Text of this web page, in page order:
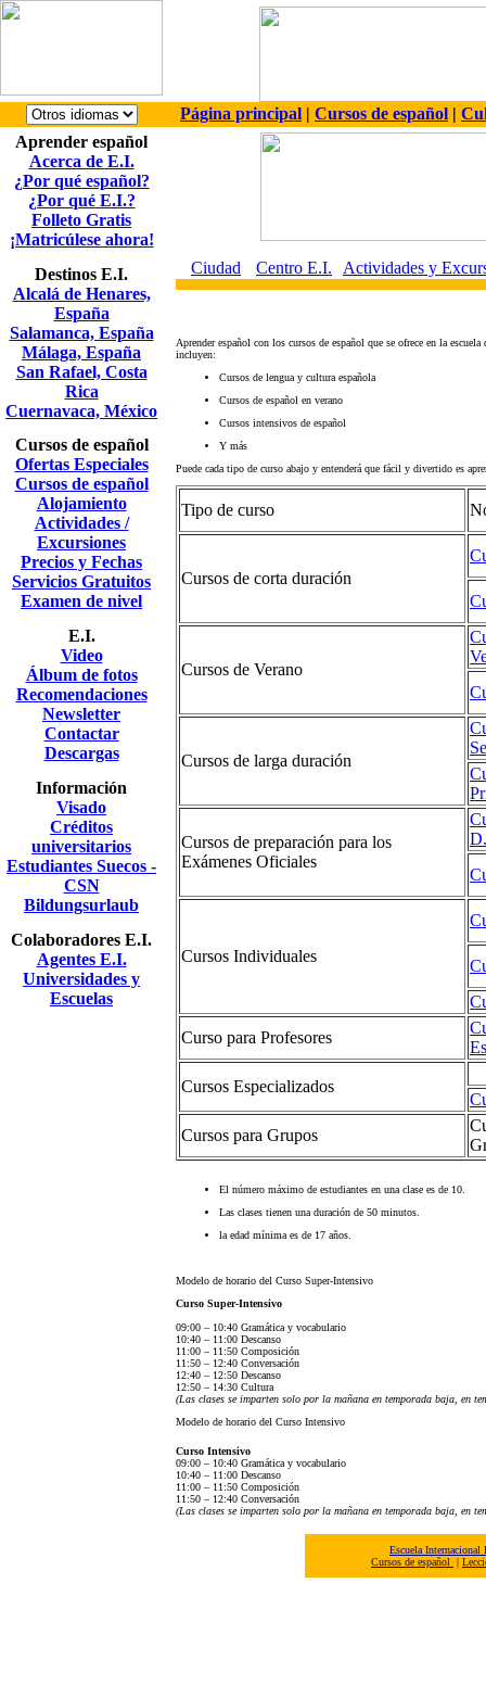
Página principal | Cursos de español |
Aprender español
Acerca de E.I.
¿Por qué español?
¿Por qué E.I.?
Folleto Gratis
¡Matricúlese ahora!
Destinos E.I.
Alcalá de Henares,
España
Salamanca, España
Málaga, España
San Rafael, Costa
Rica
Cuernavaca, México
Cursos de español
Ofertas Especiales
Cursos de español
Alojamiento
Actividades /
Excursiones
Precios y Fechas
Servicios Gratuitos
Examen de nivel
E.I.
Video
Álbum de fotos
Recomendaciones
Newsletter
Contactar
Descargas
Información
Visado
Créditos
universitarios
Estudiantes Suecos -
CSN
Bildungsurlaub
Colaboradores E.I.
Agentes E.I.
Universidades y
Escuelas
Ciudad Centro E.I. Actividades y
Aprender español con los cursos de español que se ofrece en la
incluyen:
Cursos de lengua y cultura española
Cursos de español en verano
Cursos intensivos de español
Y más
Puede cada tipo de curso abajo y entenderá que fácil y divertido es
Tipo de curso
Cursos de corta duración
Cursos de Verano
Cursos de larga duración
Cursos de preparación para los
Exámenes Oficiales
Cursos Individuales
Curso para Profesores
Cursos Especializados
Cursos para Grupos
El número máximo de estudiantes en una clase es de 10.
Las clases tienen una duración de 50 minutos.
la edad mínima es de 17 años.
Modelo de horario del Curso Super-Intensivo
Curso Super-Intensivo
09:00 – 10:40 Gramática y vocabulario
10:40 – 11:00 Descanso
11:00 – 11:50 Composición
11:50 – 12:40 Conversación
12:40 – 12:50 Descanso
12:50 – 14:30 Cultura
(Las clases se imparten solo por la mañana en temporada baja, en
Modelo de horario del Curso Intensivo
Curso Intensivo
09:00 – 10:40 Gramática y vocabulario
10:40 – 11:00 Descanso
11:00 – 11:50 Composición
11:50 – 12:40 Conversación
(Las clases se imparten solo por la mañana en temporada baja, en
Escuela
Cursos de español
|